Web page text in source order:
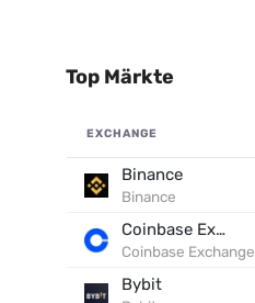
Top Märkte
EXCHANGE
Binance
Binance
Coinbase Exchange
Coinbase Exchange
Bybit